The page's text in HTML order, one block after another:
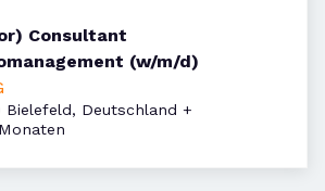
Consultant
(w/m/d)
Bielefeld, Deutschland +
: